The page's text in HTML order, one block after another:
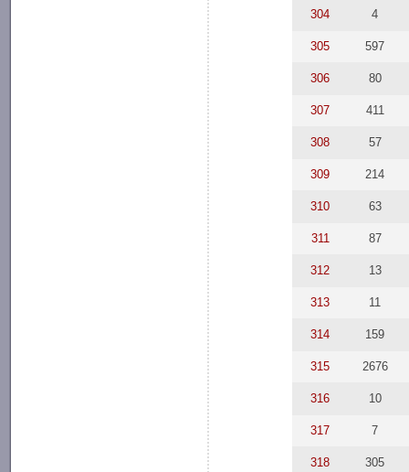
304 4
305 597
306 80
307 411
308 57
309 214
310 63
311 87
312 13
313 11
314 159
315 2676
316 10
317 7
318 305